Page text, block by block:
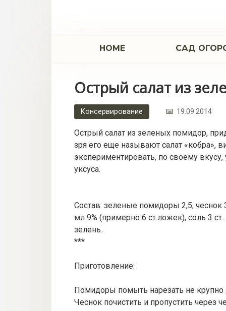
НОМЕ
САД
Острый салат из
Консервирование 19.09.2014
Острый салат из зеленых помидор,
зря его еще называют салат «кобра»,
экспериментировать, по своему
уксуса.
Состав: зеленые помидоры 2,5, чеснок
мл 9% (примерно 6 ст.ложек), соль 3 ст.
зелень.
***
Приготовление:
Помидоры помыть нарезать не
Чеснок почистить и пропустить через